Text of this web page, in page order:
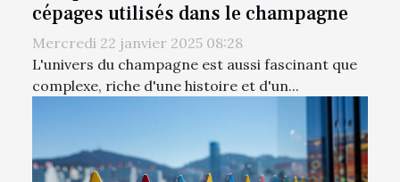
cépages utilisés dans le champagne
Mercredi 22 janvier 2025 08:28
L'univers du champagne est aussi fascinant que
complexe, riche d'une histoire et d'un...